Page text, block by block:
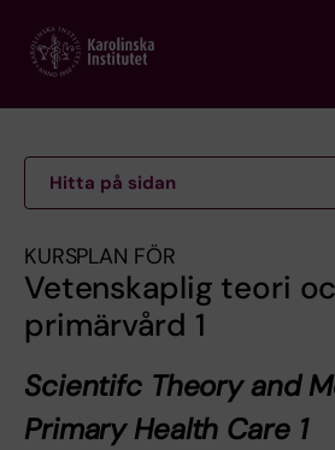
main
Hitta på sidan
KURSPLAN FÖR
Vetenskaplig teori
primärvård 1
Scientifc Theory and
Primary Health Care 1